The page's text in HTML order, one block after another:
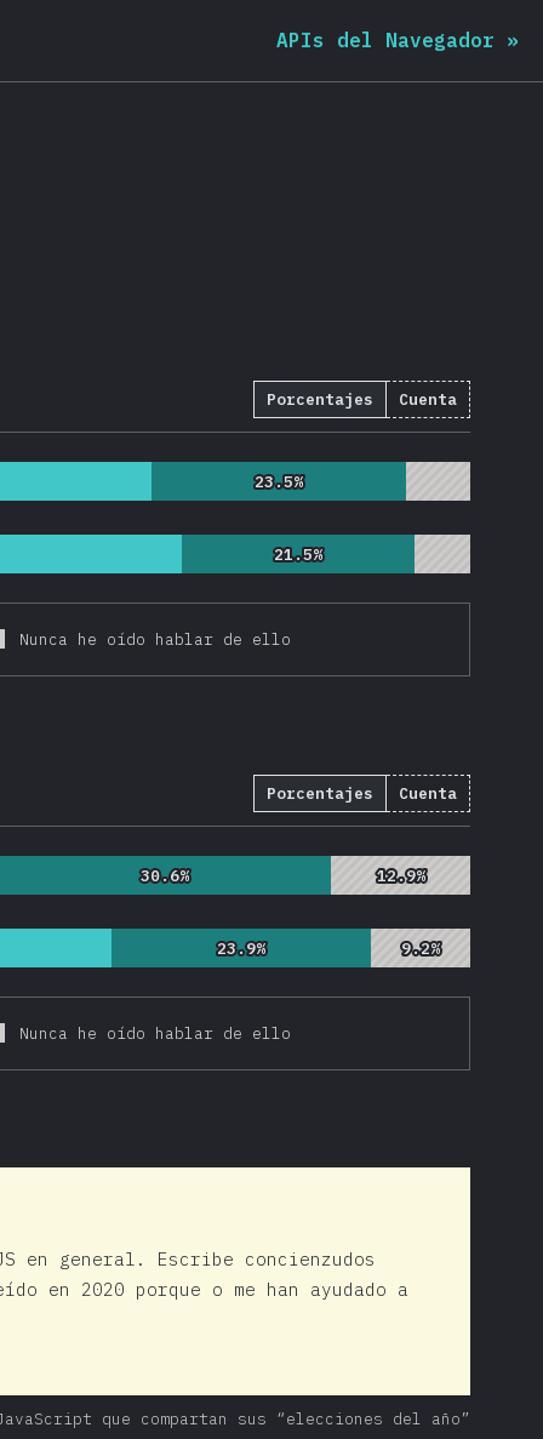
APIs del Navegador »
Porcentajes Cuenta
23.5%
23.5%
21.5%
21.5%
Nunca he oído hablar de ello
Porcentajes Cuenta
30.6%
30.6% 12.9%
12.9%
23.9%
23.9% 9.2%
9.2%
Nunca he oído hablar de ello
en general. Escribe concienzudos
en 2020 porque o me han ayudado a
que compartan sus “elecciones del año”